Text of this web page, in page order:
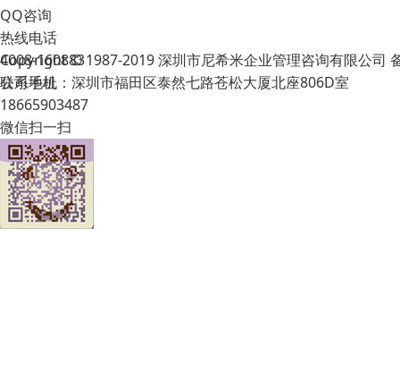
Copyright © 1987-2019 深圳市尼希米企业管理咨询有限公司
公司地址：深圳市福田区泰然七路苍松大厦北座806D室
QQ咨询
热线电话
4008-160883
联系手机
18665903487
微信扫一扫